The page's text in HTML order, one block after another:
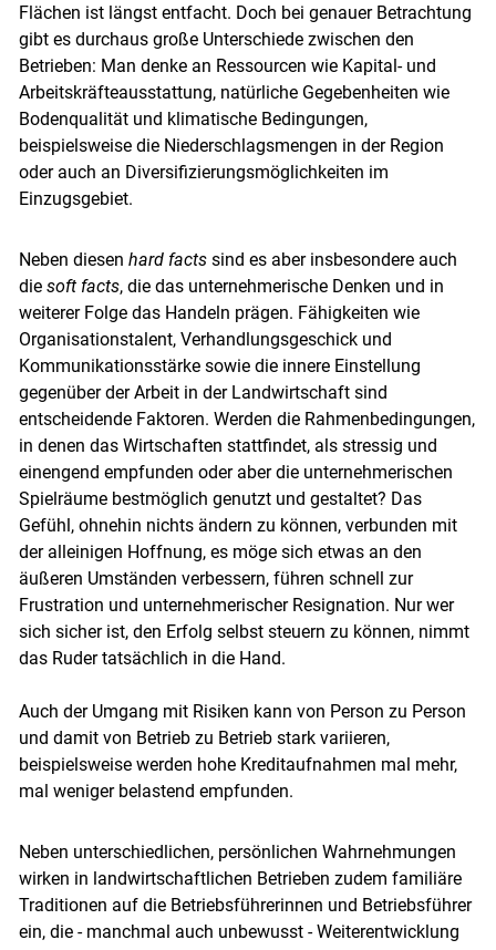
Flächen ist längst entfacht. Doch bei genauer Betrachtung
gibt es durchaus große Unterschiede zwischen den
Betrieben: Man denke an Ressourcen wie Kapital- und
Arbeitskräfteausstattung, natürliche Gegebenheiten wie
Bodenqualität und klimatische Bedingungen,
beispielsweise die Niederschlagsmengen in der Region
oder auch an Diversifizierungsmöglichkeiten im
Einzugsgebiet.
Neben diesen hard factssind es aber insbesondere auch
die soft facts, die das unternehmerische Denken und in
weiterer Folge das Handeln prägen. Fähigkeiten wie
Organisationstalent, Verhandlungsgeschick und
Kommunikationsstärke sowie die innere Einstellung
gegenüber der Arbeit in der Landwirtschaft sind
entscheidende Faktoren. Werden die Rahmenbedingungen,
in denen das Wirtschaften stattfindet, als stressig und
einengend empfunden oder aber die unternehmerischen
Spielräume bestmöglich genutzt und gestaltet? Das
Gefühl, ohnehin nichts ändern zu können, verbunden mit
der alleinigen Hoffnung, es möge sich etwas an den
äußeren Umständen verbessern, führen schnell zur
Frustration und unternehmerischer Resignation. Nur wer
sich sicher ist, den Erfolg selbst steuern zu können, nimmt
das Ruder tatsächlich in die Hand.
Auch der Umgang mit Risiken kann von Person zu Person
und damit von Betrieb zu Betrieb stark variieren,
beispielsweise werden hohe Kreditaufnahmen mal mehr,
mal weniger belastend empfunden.
Neben unterschiedlichen, persönlichen Wahrnehmungen
wirken in landwirtschaftlichen Betrieben zudem familiäre
Traditionen auf die Betriebsführerinnen und Betriebsführer
ein, die - manchmal auch unbewusst - Weiterentwicklung